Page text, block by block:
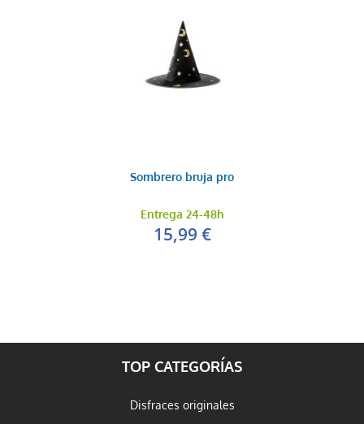
Sombrero bruja pro
Entrega 24-48h
15,99 €
TOP CATEGORÍAS
Disfraces originales